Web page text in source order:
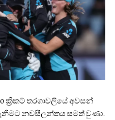
ක්‍රිකට් තරගාවලියේ අවසන්
නවසීලන්තය සමත් වුණා.